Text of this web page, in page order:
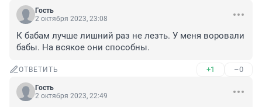
Гость
2 октября 2023, 23:08
К бабам лучше лишний раз не лезть. У меня воровали
бабы. На всякое они способны.
ОТВЕТИТЬ +1 –0
Гость
2 октября 2023, 22:49